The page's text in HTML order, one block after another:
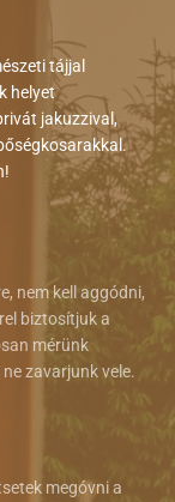
tájjal
helyet
jakuzzival,
nem kell aggódni,
biztosítjuk a
mérünk
zavarjunk vele.
megóvni a